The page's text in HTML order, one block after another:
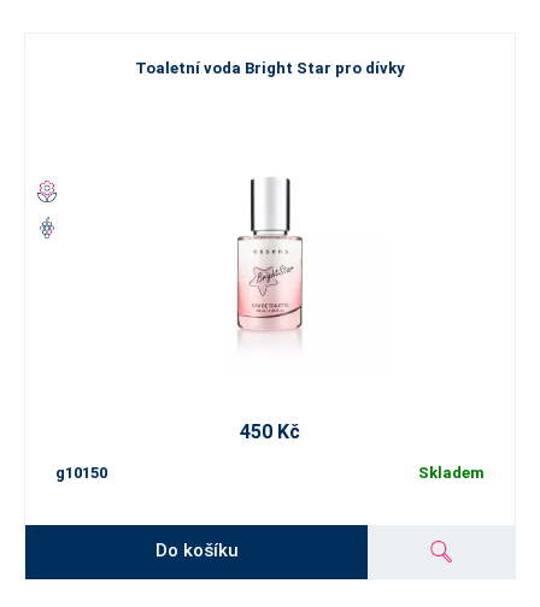
Toaletní voda Bright Star pro dívky
450 Kč
g10150 Skladem
Do košíku